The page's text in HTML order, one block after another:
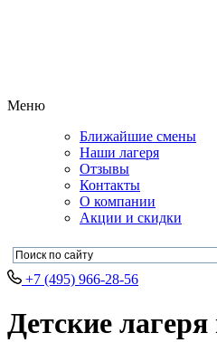
Меню
Ближайшие смены
Наши лагеря
Отзывы
Контакты
О компании
Акции и скидки
+7 (495) 966-28-56
Детские